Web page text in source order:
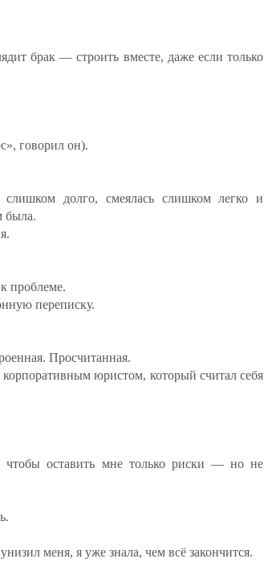
брак — строить вместе, даже если только
говорил он).
слишком долго, смеялась слишком легко и
была.
проблеме.
переписку.
Просчитанная.
юристом, который считал себя
чтобы оставить мне только риски — но не
меня, я уже знала, чем всё закончится.